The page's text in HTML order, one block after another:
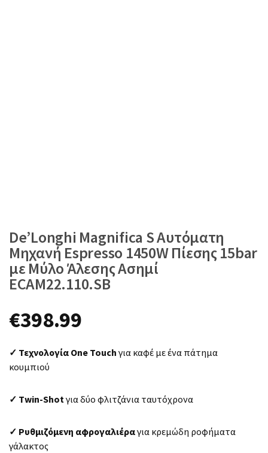
De’Longhi Magnifica S Αυτόματη
Μηχανή Espresso 1450W Πίεσης 15bar
με Μύλο Άλεσης Ασημί
ECAM22.110.SB
€398.99
✓ Τεχνολογία One Touchγια καφέ με ένα πάτημα
κουμπιού
✓ Twin-Shotγια δύο φλιτζάνια ταυτόχρονα
✓ Ρυθμιζόμενη αφρογαλιέραγια κρεμώδη ροφήματα
γάλακτος